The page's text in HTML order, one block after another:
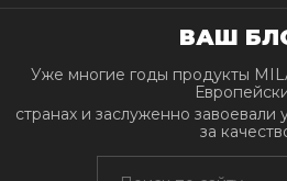
ВАШ
Уже многие годы продукты
странах и заслуженно
за